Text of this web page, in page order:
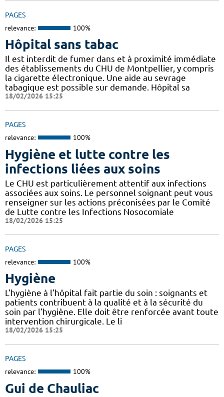
PAGES
relevance: 100%
Hôpital sans tabac
Il est interdit de fumer dans et à proximité immédiate
des établissements du CHU de Montpellier, y compris
la cigarette électronique. Une aide au sevrage
tabagique est possible sur demande. Hôpital sa
18/02/2026 15:25
PAGES
relevance: 100%
Hygiène et lutte contre les
infections liées aux soins
Le CHU est particulièrement attentif aux infections
associées aux soins. Le personnel soignant peut vous
renseigner sur les actions préconisées par le Comité
de Lutte contre les Infections Nosocomiale
18/02/2026 15:25
PAGES
relevance: 100%
Hygiène
L’hygiène à l’hôpital fait partie du soin : soignants et
patients contribuent à la qualité et à la sécurité du
soin par l’hygiène. Elle doit être renforcée avant toute
intervention chirurgicale. Le li
18/02/2026 15:25
PAGES
relevance: 100%
Gui de Chauliac